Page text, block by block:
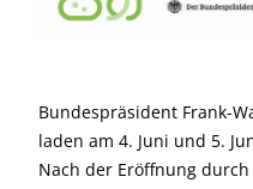
Bundespräsident Frank-
laden am 4. Juni und 5.
Nach der Eröffnung